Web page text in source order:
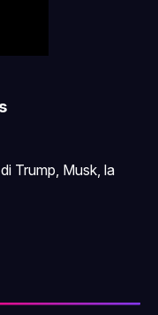
Trump, Musk, la